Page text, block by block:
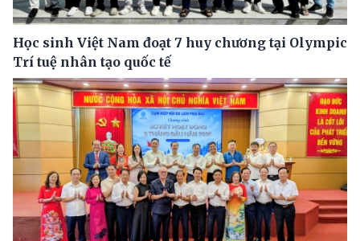
Học sinh Việt Nam đoạt 7 huy chương tại Olympic
Trí tuệ nhân tạo quốc tế